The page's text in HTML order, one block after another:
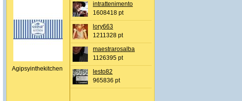
Agipsyinthekitchen
intrattenimento
1608418 pt
lory663
1211328 pt
maestrarosalba
1126395 pt
lesto82
965836 pt